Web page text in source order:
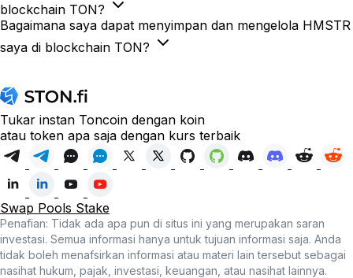
blockchain TON?
Bagaimana saya dapat menyimpan dan mengelola HMSTR
saya di blockchain TON?
Tukar instan Toncoin dengan koin
atau token apa saja dengan kurs terbaik
Swap Pools Stake
Penafian: Tidak ada apa pun di situs ini yang merupakan saran
investasi. Semua informasi hanya untuk tujuan informasi saja. Anda
tidak boleh menafsirkan informasi atau materi lain tersebut sebagai
nasihat hukum, pajak, investasi, keuangan, atau nasihat lainnya.